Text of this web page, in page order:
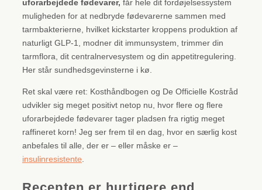
uforarbejdede fødevarer, får hele dit fordøjelsessystem
muligheden for at nedbryde fødevarerne sammen med
tarmbakterierne, hvilket kickstarter kroppens produktion af
naturligt GLP-1, modner dit immunsystem, trimmer din
tarmflora, dit centralnervesystem og din appetitregulering.
Her står sundhedsgevinsterne i kø.
Ret skal være ret: Kosthåndbogen og De Officielle Kostråd
udvikler sig meget positivt netop nu, hvor flere og flere
uforarbejdede fødevarer tager pladsen fra rigtig meget
raffineret korn! Jeg ser frem til en dag, hvor en særlig kost
anbefales til alle, der er – eller måske er –
insulinresistente